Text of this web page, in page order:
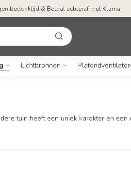
bedenktijd & Betaal achteraf met Klarna
Lichtbronnen
tuin heeft een uniek karakter en